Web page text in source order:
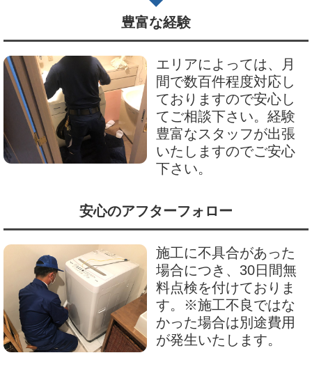
豊富な経験
エリアによっては、月
間で数百件程度対応し
ておりますので安心し
てご相談下さい。経験
豊富なスタッフが出張
いたしますのでご安心
下さい。
安心のアフターフォロー
施工に不具合があった
場合につき、30日間無
料点検を付けておりま
す。※施工不良ではな
かった場合は別途費用
が発生いたします。